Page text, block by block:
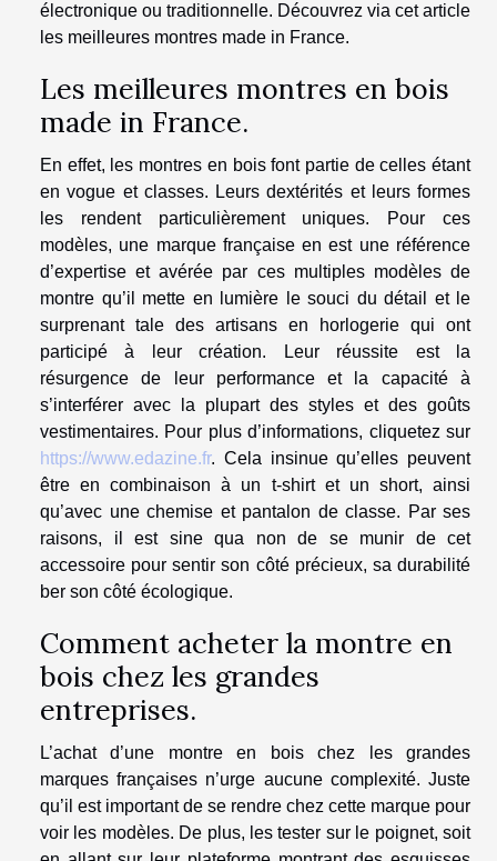
électronique ou traditionnelle. Découvrez via cet article
les meilleures montres made in France.
Les meilleures montres en bois
made in France.
En effet, les montres en bois font partie de celles étant
en vogue et classes. Leurs dextérités et leurs formes
les rendent particulièrement uniques. Pour ces
modèles, une marque française en est une référence
d’expertise et avérée par ces multiples modèles de
montre qu’il mette en lumière le souci du détail et le
surprenant tale des artisans en horlogerie qui ont
participé à leur création. Leur réussite est la
résurgence de leur performance et la capacité à
s’interférer avec la plupart des styles et des goûts
vestimentaires. Pour plus d’informations, cliquetez sur
https://www.edazine.fr. Cela insinue qu’elles peuvent
être en combinaison à un t-shirt et un short, ainsi
qu’avec une chemise et pantalon de classe. Par ses
raisons, il est sine qua non de se munir de cet
accessoire pour sentir son côté précieux, sa durabilité
ber son côté écologique.
Comment acheter la montre en
bois chez les grandes
entreprises.
L’achat d’une montre en bois chez les grandes
marques françaises n’urge aucune complexité. Juste
qu’il est important de se rendre chez cette marque pour
voir les modèles. De plus, les tester sur le poignet, soit